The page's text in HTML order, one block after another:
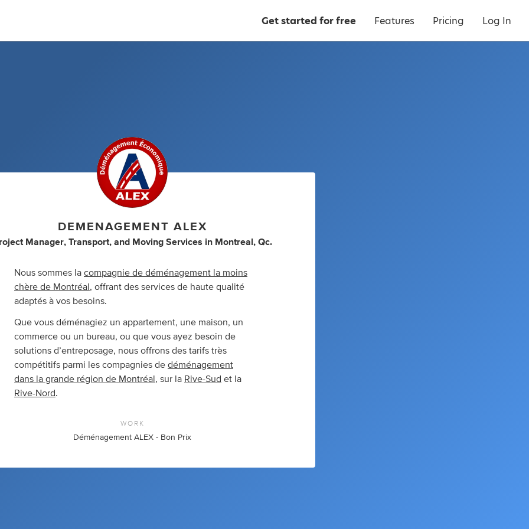
Get started for free Features Pricing Log In
DEMENAGEMENT ALEX
Manager, Transport, and Moving Services in Montreal, Qc.
Nous sommes la compagnie de déménagement la moins
chère de Montréal , offrant des services de haute qualité
adaptés à vos besoins.
Que vous déménagiez un appartement, une maison, un
commerce ou un bureau, ou que vous ayez besoin de
solutions d’entreposage, nous offrons des tarifs très
compétitifs parmi les compagnies de déménagement
dans la grande région de Montréal , sur la Rive-Sud et la
Rive-Nord.
WORK
Déménagement ALEX - Bon Prix